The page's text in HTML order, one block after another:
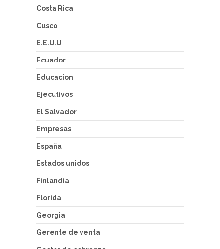
Costa Rica
Cusco
E.E.U.U
Ecuador
Educacion
Ejecutivos
El Salvador
Empresas
España
Estados unidos
Finlandia
Florida
Georgia
Gerente de venta